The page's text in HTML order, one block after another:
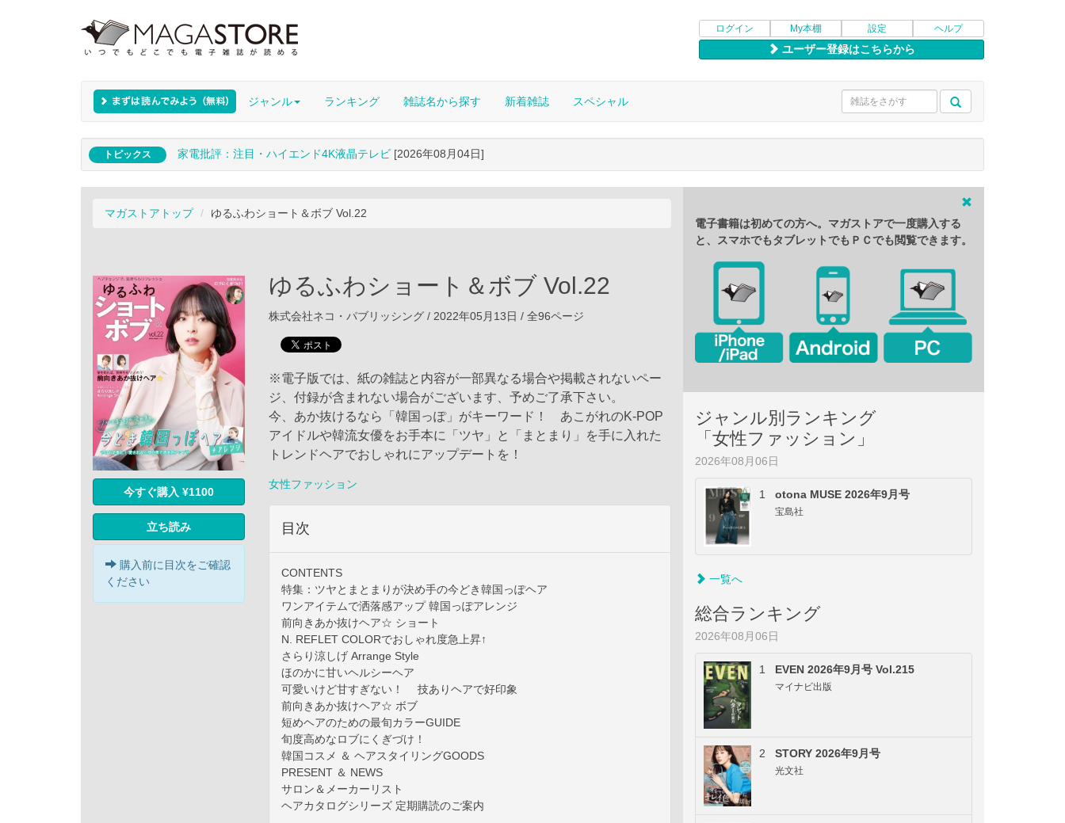
ログイン My本棚 設定 ヘルプ
ユーザー登録はこちらから
ジャンル ランキング 雑誌名から探す 新着雑誌 スペシャル
トピックス 家電批評：注目・ハイエンド4K液晶テレビ [2026年08月04日]
マガストアトップ ゆるふわショート＆ボブ Vol.22
今すぐ購入 ¥1100
立ち読み
購入前に目次をご確認
ください
ゆるふわショート＆ボブ Vol.22
株式会社ネコ・パブリッシング / 2022年05月13日 / 全96ページ
※電子版では、紙の雑誌と内容が一部異なる場合や掲載されないペー
ジ、付録が含まれない場合がございます、予めご了承下さい。
今、あか抜けるなら「韓国っぽ」がキーワード！ あこがれのK-POP
アイドルや韓流女優をお手本に「ツヤ」と「まとまり」を手に入れた
トレンドヘアでおしゃれにアップデートを！
女性ファッション
目次
CONTENTS
特集：ツヤとまとまりが決め手の今どき韓国っぽヘア
ワンアイテムで洒落感アップ 韓国っぽアレンジ
前向きあか抜けヘア☆ ショート
N. REFLET COLORでおしゃれ度急上昇↑
さらり涼しげ Arrange Style
ほのかに甘いヘルシーヘア
可愛いけど甘すぎない！ 技ありヘアで好印象
前向きあか抜けヘア☆ ボブ
短めヘアのための最旬カラーGUIDE
旬度高めなロブにくぎづけ！
韓国コスメ ＆ ヘアスタイリングGOODS
PRESENT ＆ NEWS
サロン＆メーカーリスト
ヘアカタログシリーズ 定期購読のご案内
電子書籍は初めての方へ。マガストアで一度購入する
と、スマホでもタブレットでもＰＣでも閲覧できます。
ジャンル別ランキング
「女性ファッション」
2026年08月06日
1 otona MUSE 2026年9月号
宝島社
一覧へ
総合ランキング
2026年08月06日
1 EVEN 2026年9月号 Vol.215
マイナビ出版
2 STORY 2026年9月号
光文社